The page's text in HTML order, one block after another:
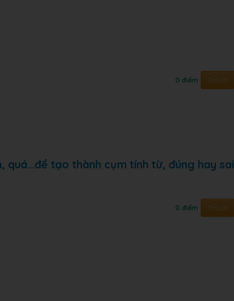
0 điểm Trả lời
tạo thành cụm tính từ, đúng hay sai
0 điểm Trả lời